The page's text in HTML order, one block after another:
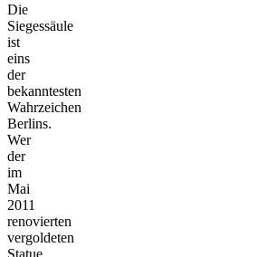
Die
Siegessäule
ist
eins
der
bekanntesten
Wahrzeichen
Berlins.
Wer
der
im
Mai
2011
renovierten
vergoldeten
Statue